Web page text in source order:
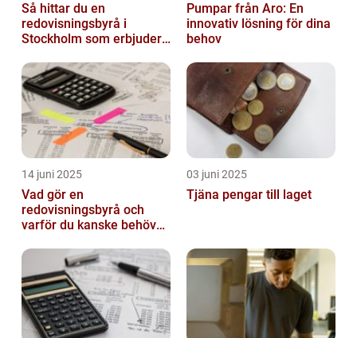
Så hittar du en
redovisningsbyrå i
Stockholm som erbjuder
Pumpar från Aro: En
innovativ lösning för dina
behov
14 juni 2025
Vad gör en
redovisningsbyrå och
varför du kanske behöver
03 juni 2025
Tjäna pengar till laget